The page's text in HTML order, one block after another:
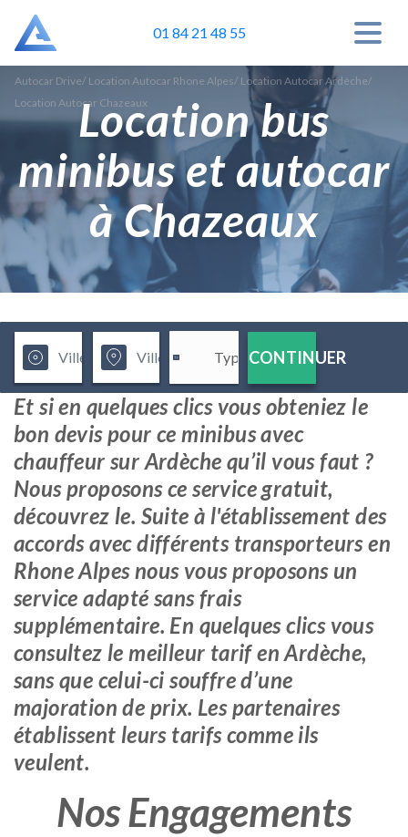
01 84 21 48 55
Autocar Drive/ Location Autocar Rhone Alpes/ Location Autocar Ardèche/
Location Autocar Chazeaux
Location bus
minibus et autocar
à Chazeaux
CONTINUER
Et si en quelques clics vous obteniez le
bon devis pour ce minibus avec
chauffeur sur Ardèche qu’il vous faut ?
Nous proposons ce service gratuit,
découvrez le. Suite à l'établissement des
accords avec différents transporteurs en
Rhone Alpes nous vous proposons un
service adapté sans frais
supplémentaire. En quelques clics vous
consultez le meilleur tarif en Ardèche,
sans que celui-ci souffre d’une
majoration de prix. Les partenaires
établissent leurs tarifs comme ils
veulent.
Nos Engagements